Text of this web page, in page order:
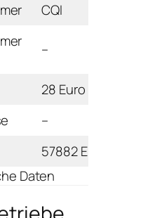
CQI
–
28 Euro
–
57882 Euro
Daten